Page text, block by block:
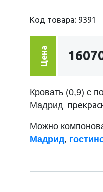
Код товара: 9391
Цена
Кровать (0,9) с
Мадрид
Можно
Мадрид,